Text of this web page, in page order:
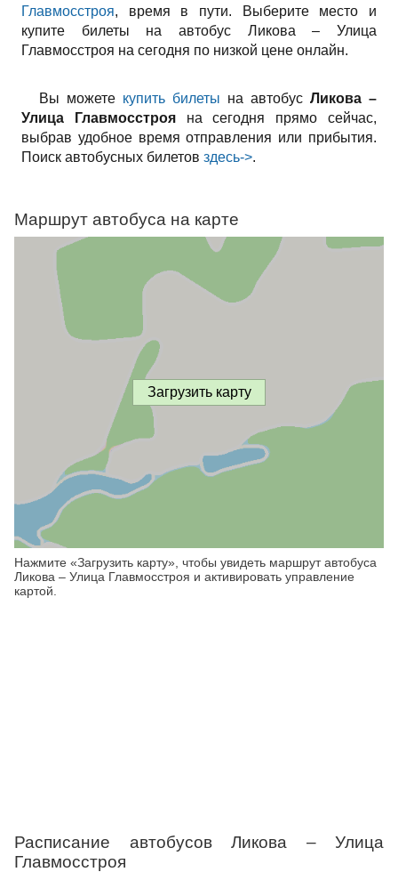
Главмосстроя, время в пути. Выберите место и
купите билеты на автобус Ликова – Улица
Главмосстроя на сегодня по низкой цене онлайн.
Вы можете купить билеты на автобус Ликова –
Улица Главмосстрояна сегодня прямо сейчас,
выбрав удобное время отправления или прибытия.
Поиск автобусных билетов здесь->.
Маршрут автобуса на карте
Загрузить карту
Нажмите «Загрузить карту», чтобы увидеть маршрут автобуса
Ликова – Улица Главмосстроя и активировать управление
картой.
Расписание автобусов Ликова – Улица
Главмосстроя